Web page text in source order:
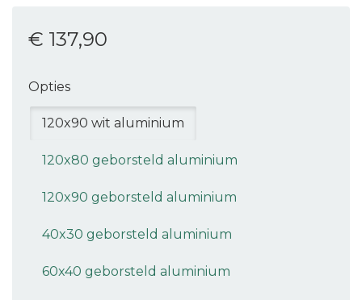
€ 137,90
Opties
120x90 wit aluminium
120x80 geborsteld aluminium
120x90 geborsteld aluminium
40x30 geborsteld aluminium
60x40 geborsteld aluminium